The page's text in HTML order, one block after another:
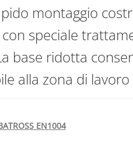
montaggio
speciale
base ridotta
alla zona di lavoro
EN1004